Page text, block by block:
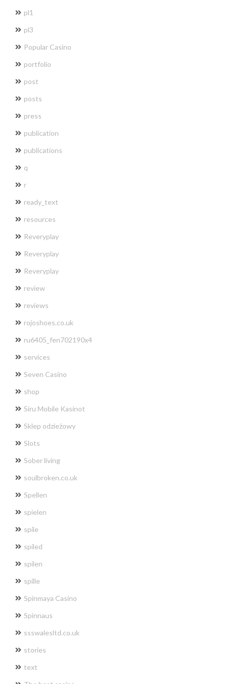
pl1
pl3
Popular Casino
portfolio
post
posts
press
publication
publications
q
r
ready_text
resources
Reveryplay
Reveryplay
Reveryplay
review
reviews
rojoshoes.co.uk
ru6405_fen702190x4
services
Seven Casino
shop
Siru Mobile Kasinot
Sklep odzieżowy
Slots
Sober living
soulbroken.co.uk
Spellen
spielen
spile
spiled
spilen
spille
Spinmaya Casino
Spinnaus
ssswalesltd.co.uk
stories
text